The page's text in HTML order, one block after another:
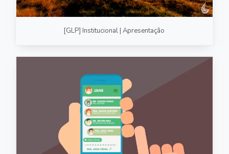
[GLP] Institucional | Apresentação